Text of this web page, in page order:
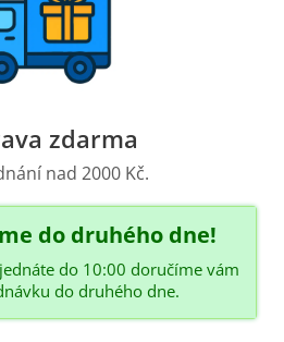
zdarma
nad 2000 Kč.
do druhého dne!
do 10:00 doručíme vám
do druhého dne.